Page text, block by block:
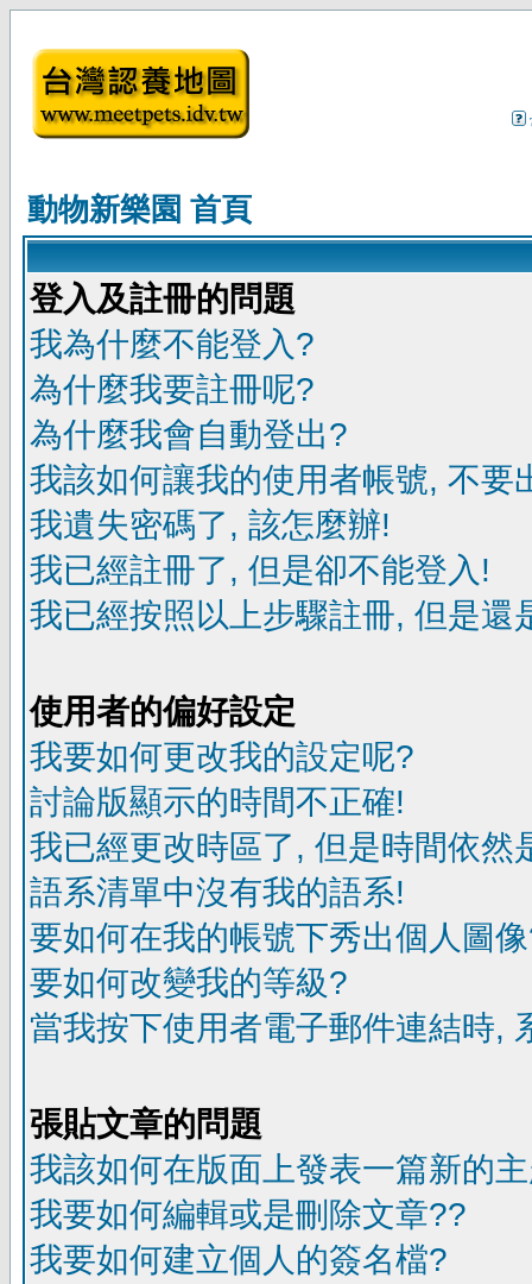
動物新樂園 首頁
登入及註冊的問題
我為什麼不能登入?
為什麼我要註冊呢?
為什麼我會自動登出?
我該如何讓我的使用者帳號, 不要
我遺失密碼了, 該怎麼辦!
我已經註冊了, 但是卻不能登入!
我已經按照以上步驟註冊, 但是還
使用者的偏好設定
我要如何更改我的設定呢?
討論版顯示的時間不正確!
我已經更改時區了, 但是時間依然
語系清單中沒有我的語系!
要如何在我的帳號下秀出個人圖
要如何改變我的等級?
當我按下使用者電子郵件連結時,
張貼文章的問題
我該如何在版面上發表一篇新的
我要如何編輯或是刪除文章??
我要如何建立個人的簽名檔?